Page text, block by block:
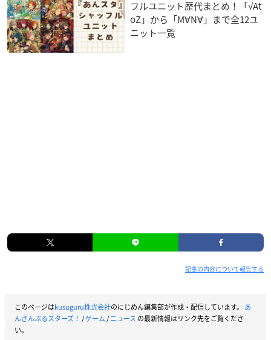
フルユニット歴代まとめ！「√At
oZ」から「M∀N∀」まで全12ユ
ニット一覧
記事の内容について報告する
このページはkusuguru株式会社のにじめん編集部が作成・配信しています。 あ
んさんぶるスターズ！ /ゲーム/ニュース の最新情報はリンク先をご覧くださ
い。